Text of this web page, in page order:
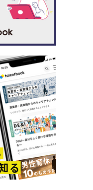
こなして質に転換
たから。まずは後
日々必死に仕事に
果、入社2年足らず
ールスのうちでトッ
ロダクトマーケティ
らスペシャリテ